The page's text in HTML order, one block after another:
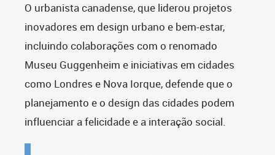
O urbanista canadense, que liderou projetos
inovadores em design urbano e bem-estar,
incluindo colaborações com o renomado
Museu Guggenheim e iniciativas em cidades
como Londres e Nova Iorque, defende que o
planejamento e o design das cidades podem
influenciar a felicidade e a interação social.